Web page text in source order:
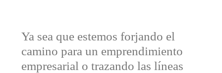
Ya sea que estemos forjando el
camino para un emprendimiento
empresarial o trazando las líneas